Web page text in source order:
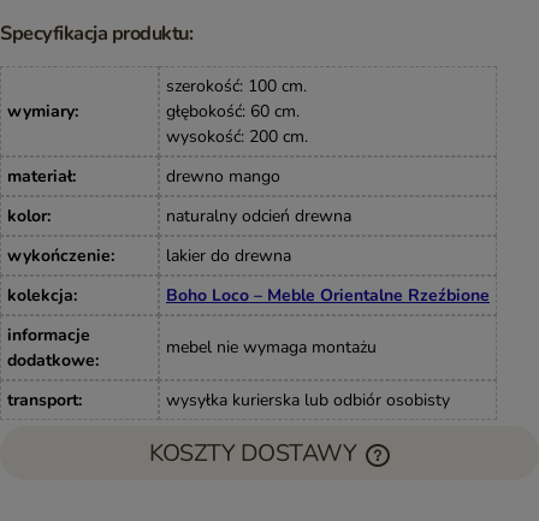
Specyfikacja produktu:
wymiary:
szerokość: 100 cm.
głębokość: 60 cm.
wysokość: 200 cm.
materiał:
drewno mango
kolor:
naturalny odcień drewna
wykończenie:
lakier do drewna
kolekcja:
Boho Loco – Meble Orientalne Rzeźbione
informacje
dodatkowe:
mebel nie wymaga montażu
transport: wysyłka kurierska lub odbiór osobisty
KOSZTY DOSTAWY